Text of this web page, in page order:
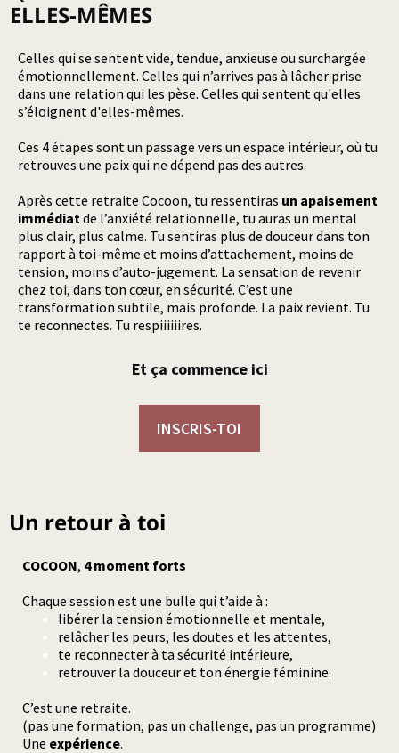
ELLES-MÊMES
Celles qui se sentent vide, tendue, anxieuse ou surchargée
émotionnellement. Celles qui n’arrives pas à lâcher prise
dans une relation qui les pèse. Celles qui sentent qu'elles
s’éloignent d'elles-mêmes.
Ces 4 étapes sont un passage vers un espace intérieur, où tu
retrouves une paix qui ne dépend pas des autres.
Après cette retraite Cocoon, tu ressentiras un apaisement
immédiatde l’anxiété relationnelle, tu auras un mental
plus clair, plus calme. Tu sentiras plus de douceur dans ton
rapport à toi-même et moins d’attachement, moins de
tension, moins d’auto-jugement. La sensation de revenir
chez toi, dans ton cœur, en sécurité. C’est une
transformation subtile, mais profonde. La paix revient. Tu
te reconnectes. Tu respiiiiiires.
Et ça commence ici
INSCRIS-TOI
Un retour à toi
COCOON, 4 moment forts
Chaque session est une bulle qui t’aide à :
libérer la tension émotionnelle et mentale,
relâcher les peurs, les doutes et les attentes,
te reconnecter à ta sécurité intérieure,
retrouver la douceur et ton énergie féminine.
C’est une retraite.
(pas une formation, pas un challenge, pas un programme)
Une expérience.